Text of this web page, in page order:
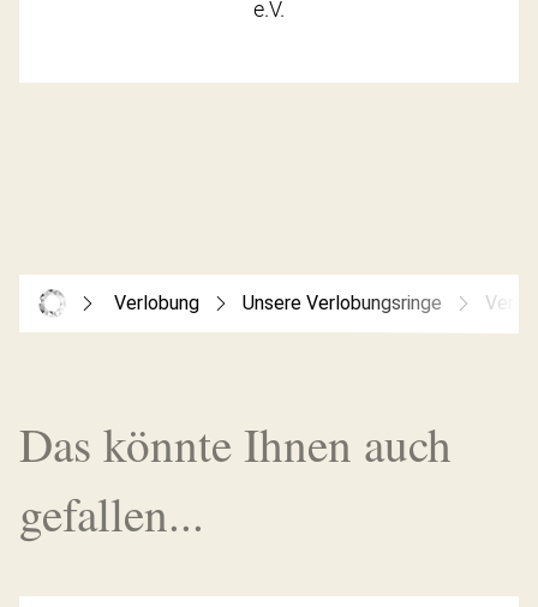
e.V.
Verlobung Unsere Verlobungsringe
Das könnte Ihnen auch
gefallen...